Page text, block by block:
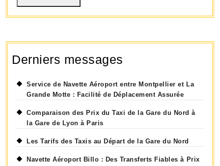
Derniers messages
Service de Navette Aéroport entre Montpellier et La
Grande Motte : Facilité de Déplacement Assurée
Comparaison des Prix du Taxi de la Gare du Nord à
la Gare de Lyon à Paris
Les Tarifs des Taxis au Départ de la Gare du Nord
Navette Aéroport Billo : Des Transferts Fiables à Prix